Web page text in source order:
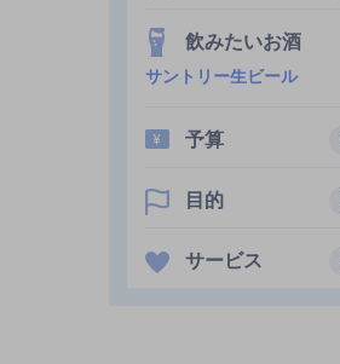
飲みたいお酒
サントリー生ビール
予算
目的
サービス